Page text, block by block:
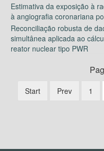
Estimativa da exposição à
à angiografia coronariana
Reconciliação robusta de
simultânea aplicada ao
reator nuclear tipo PWR
Start Prev 1